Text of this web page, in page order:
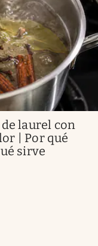
laurel con
| Por qué
sirve